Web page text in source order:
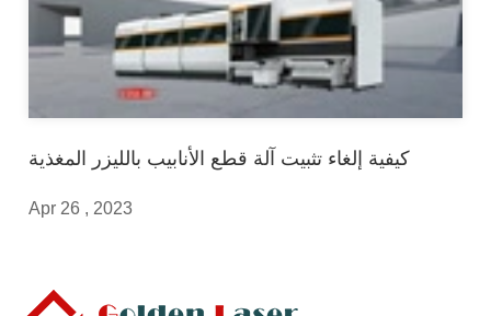
كيفية إلغاء تثبيت آلة قطع الأنابيب بالليزر المغذية
Apr 26 , 2023